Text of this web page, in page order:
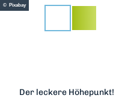
Z© Pixabay
Der leckere Höhepunkt!